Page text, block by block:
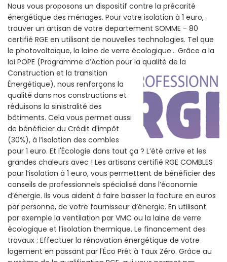
Nous vous proposons un dispositif contre la précarité
énergétique des ménages. Pour votre isolation à 1 euro,
trouver un artisan de votre departement SOMME - 80
certifié RGE en utilisant de nouvelles technologies. Tel que
le photovoltaïque, la laine de verre écologique... Grâce a la
loi POPE (Programme d’Action pour la qualité de la
Construction et la transition
Énergétique), nous renforçons la
qualité dans nos constructions et
réduisons la sinistralité des
bâtiments. Cela vous permet aussi
de bénéficier du Crédit d'impôt
(30%), à l’isolation des combles
pour 1 euro. Et l'Écologie dans tout ça ? L’été arrive et les
grandes chaleurs avec ! Les artisans certifié RGE COMBLES
pour l’isolation à 1 euro, vous permettent de bénéficier des
conseils de professionnels spécialisé dans l’économie
d’énergie. Ils vous aident à faire baisser la facture en euros
par personne, de votre fournisseur d’énergie. En utilisant
par exemple la ventilation par VMC ou la laine de verre
écologique et l’isolation thermique. Le financement des
travaux : Effectuer la rénovation énergétique de votre
logement en passant par l'Éco Prêt à Taux Zéro. Grâce au